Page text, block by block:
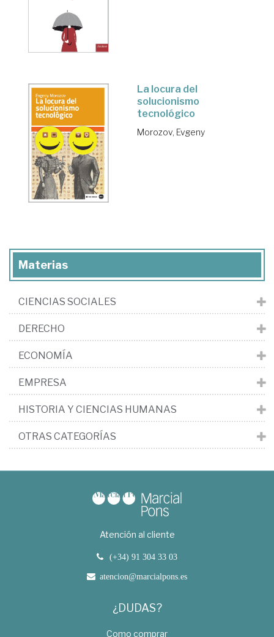
La locura del
solucionismo
tecnológico
Morozov, Evgeny
Materias
CIENCIAS SOCIALES
DERECHO
ECONOMÍA
EMPRESA
HISTORIA Y CIENCIAS HUMANAS
OTRAS CATEGORÍAS
Atención al cliente
(+34) 91 304 33 03
atencion@marcialpons.es
¿DUDAS?
Como comprar